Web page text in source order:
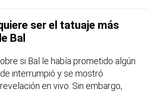
ser el tatuaje más
Bal
si Bal le había prometido algún
interrumpió y se mostró
en vivo. Sin embargo,